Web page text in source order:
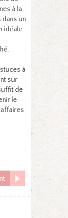
à la
un
idéale
à
sur
de
le